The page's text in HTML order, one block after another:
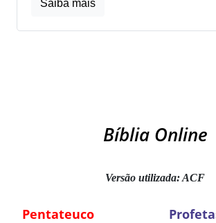
Saiba mais
Bíblia Online
Versão utilizada: ACF
Pentateuco